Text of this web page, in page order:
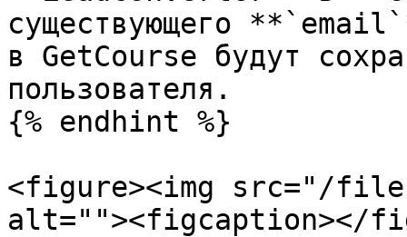
существующего
в GetCourse будут
пользователя.
{% endhint %}
<figure><img src="/files/
alt=""><figcaption></